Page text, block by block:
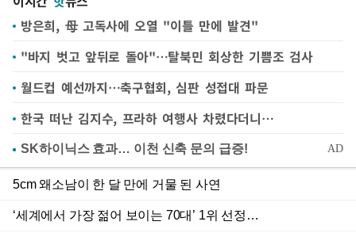
방은희, 母 고독사에 오열 "이틀 만에 발견"
"바지 벗고 앞뒤로 돌아"…탈북민 회상한 기쁨조 검사
월드컵 예선까지…축구협회, 심판 성접대 파문
한국 떠난 김지수, 프라하 여행사 차렸다더니…